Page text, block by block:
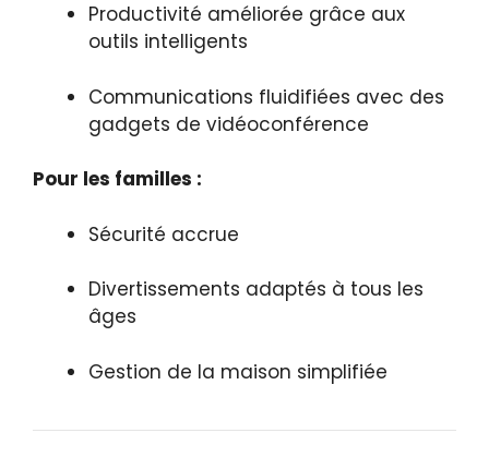
Productivité améliorée grâce aux
outils intelligents
Communications fluidifiées avec des
gadgets de vidéoconférence
Pour les familles :
Sécurité accrue
Divertissements adaptés à tous les
âges
Gestion de la maison simplifiée